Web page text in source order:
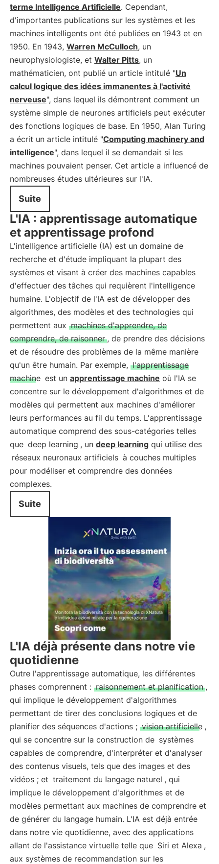
terme Intelligence Artificielle. Cependant,
d'importantes publications sur les systèmes et les
machines intelligents ont été publiées en 1943 et en
1950. En 1943, Warren McCulloch, un
neurophysiologiste, et Walter Pitts, un
mathématicien, ont publié un article intitulé "Un
calcul logique des idées immanentes à l'activité
nerveuse", dans lequel ils démontrent comment un
système simple de neurones artificiels peut exécuter
des fonctions logiques de base. En 1950, Alan Turing
a écrit un article intitulé "Computing machinery and
intelligence", dans lequel il se demandait si les
machines pouvaient penser. Cet article a influencé de
nombreuses études ultérieures sur l'IA.
Suite
L'IA : apprentissage automatique
et apprentissage profond
L'intelligence artificielle (IA) est un domaine de
recherche et d'étude impliquant la plupart des
systèmes et visant à créer des machines capables
d'effectuer des tâches qui requièrent l'intelligence
humaine. L'objectif de l'IA est de développer des
algorithmes, des modèles et des technologies qui
permettent aux machines d'apprendre, de
comprendre, de raisonner , de prendre des décisions
et de résoudre des problèmes de la même manière
qu'un être humain. Par exemple, l'apprentissage
machine est un apprentissage machine où l'IA se
concentre sur le développement d'algorithmes et de
modèles qui permettent aux machines d'améliorer
leurs performances au fil du temps. L'apprentissage
automatique comprend des sous-catégories telles
que deep learning , un deep learning qui utilise des
réseaux neuronaux artificiels à couches multiples
pour modéliser et comprendre des données
complexes.
Suite
L'IA déjà présente dans notre vie
quotidienne
Outre l'apprentissage automatique, les différentes
phases comprennent : raisonnement et planification ,
qui implique le développement d'algorithmes
permettant de tirer des conclusions logiques et de
planifier des séquences d'actions ; vision artificielle ,
qui se concentre sur la construction de systèmes
capables de comprendre, d'interpréter et d'analyser
des contenus visuels, tels que des images et des
vidéos ; et traitement du langage naturel , qui
implique le développement d'algorithmes et de
modèles permettant aux machines de comprendre et
de générer du langage humain. L'IA est déjà entrée
dans notre vie quotidienne, avec des applications
allant de l'assistance virtuelle telle que Siri et Alexa ,
aux systèmes de recommandation sur les